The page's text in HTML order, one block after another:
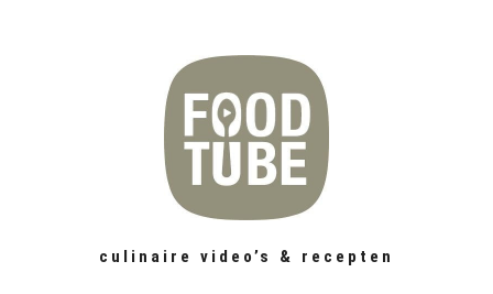
culinaire video’s & recepten